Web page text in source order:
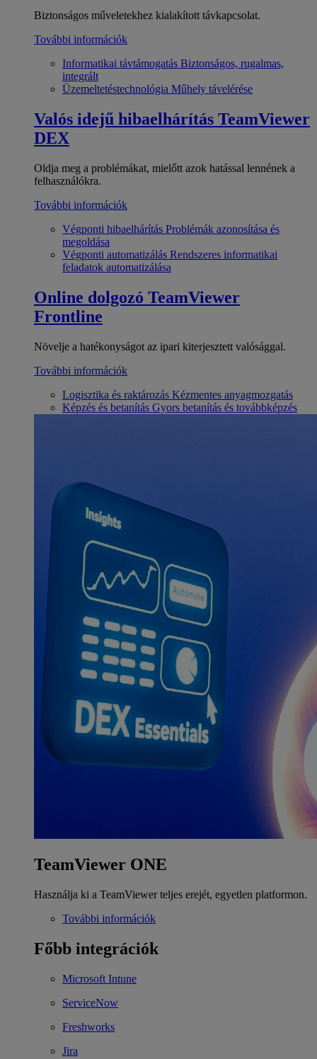
Biztonságos műveletekhez kialakított távkapcsolat.
További információk
Informatikai távtámogatás Biztonságos, rugalmas,
integrált
Üzemeltetéstechnológia Műhely távelérése
Valós idejű hibaelhárítás TeamViewer
DEX
Oldja meg a problémákat, mielőtt azok hatással lennének a
felhasználókra.
További információk
Végponti hibaelhárítás Problémák azonosítása és
megoldása
Végponti automatizálás Rendszeres informatikai
feladatok automatizálása
Online dolgozó TeamViewer
Frontline
Növelje a hatékonyságot az ipari kiterjesztett valósággal.
További információk
Logisztika és raktározás Kézmentes anyagmozgatás
Képzés és betanítás Gyors betanítás és továbbképzés
TeamViewer ONE
Használja ki a TeamViewer teljes erejét, egyetlen platformon.
További információk
Főbb integrációk
Microsoft Intune
ServiceNow
Freshworks
Jira